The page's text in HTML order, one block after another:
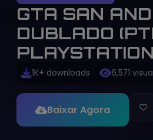
GTA SAN
DUBLADO
1K+ downloads 6,571
Baixar Agora